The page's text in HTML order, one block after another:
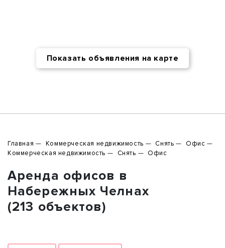
Показать объявления на карте
Главная Коммерческая недвижимость Снять
Офис
Коммерческая недвижимость
Снять Офис
Аренда офисов в
Набережных Челнах
(213 объектов)